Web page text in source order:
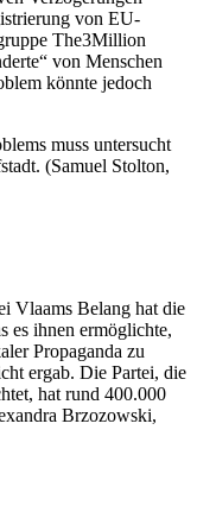
von EU-
The3Million
von Menschen
könnte jedoch
muss untersucht
(Samuel Stolton,
Vlaams Belang hat die
es ihnen ermöglichte,
Propaganda zu
ergab. Die Partei, die
hat rund 400.000
Brzozowski,